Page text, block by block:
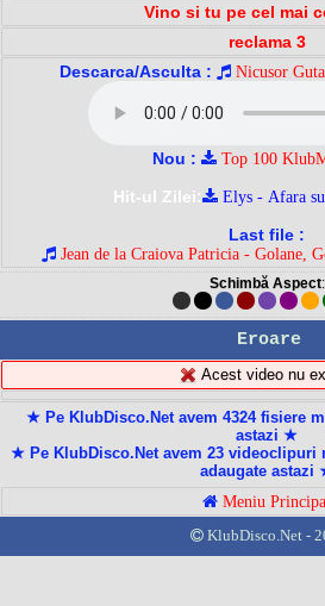
Vino si tu pe cel mai
reclama 3
Descarca/Asculta :
Nicusor
Nou : Top 100
Hit-ul Zilei:
Elys - Afara
Last file :
Jean de la Craiova Patricia - Golane,
Schimbă Aspect:
Eroare
Acest video nu
★ Pe KlubDisco.Net avem 4324 fisiere
astazi ★
★ Pe KlubDisco.Net avem 23 videoclipuri
adaugate astazi
Meniu
KlubDisco.Net -